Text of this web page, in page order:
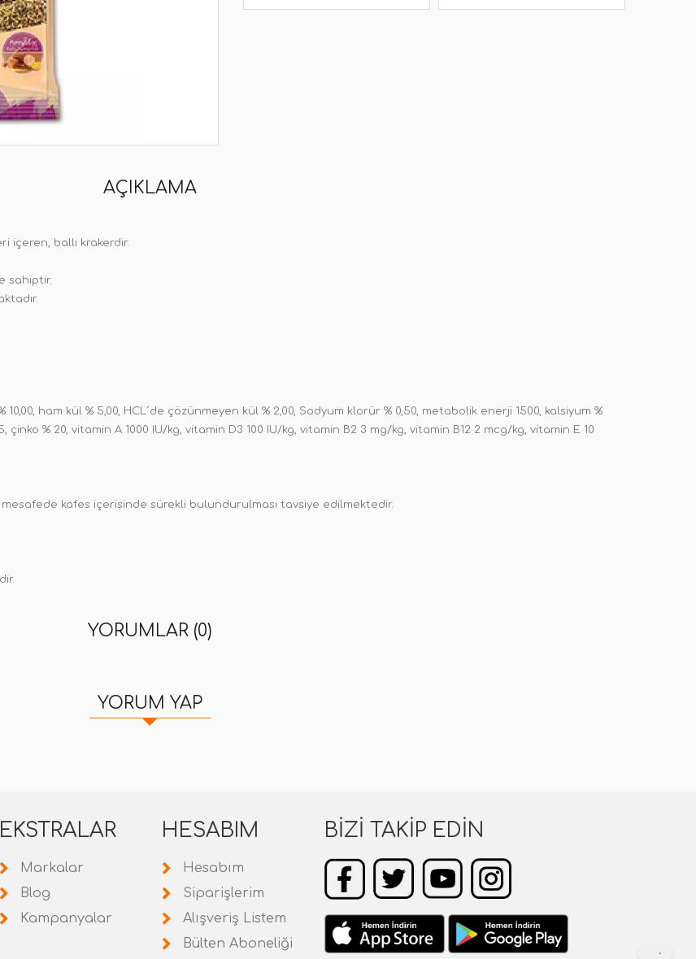
AÇIKLAMA
içeren, ballı krakerdir.
sahiptir.
10,00, ham kül % 5,00, HCL´de çözünmeyen kül % 2,00, Sodyum klorür % 0,50, metabolik enerji 1500, kalsiyum %
çinko % 20, vitamin A 1000 IU/kg, vitamin D3 100 IU/kg, vitamin B2 3 mg/kg, vitamin B12 2 mcg/kg, vitamin E 10
kafes içerisinde sürekli bulundurulması tavsiye edilmektedir.
YORUMLAR (0)
YORUM YAP
EKSTRALAR
Markalar
Blog
Kampanyalar
HESABIM
Hesabım
Siparişlerim
Alışveriş Listem
Bülten Aboneliği
BIZI TAKIP EDIN